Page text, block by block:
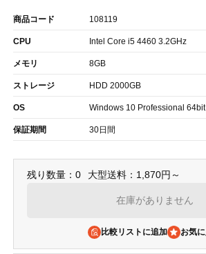
商品コード 108119
CPU Intel Core i5 4460 3.2GHz
メモリ 8GB
ストレージ HDD 2000GB
OS Windows 10 Professional 64bit
保証期間 30日間
残り数量：0 大型送料：1,870円～
在庫がありません
比較リストに追加